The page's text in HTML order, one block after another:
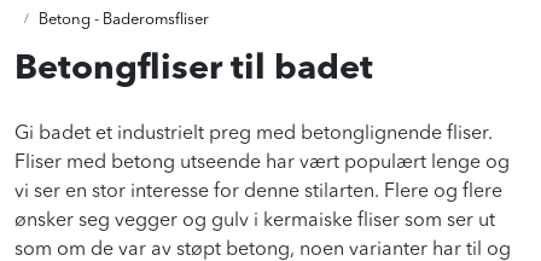
Betong - Baderomsfliser
Betongfliser til badet
Gi badet et industrielt preg med betonglignende fliser.
Fliser med betong utseende har vært populært lenge og
vi ser en stor interesse for denne stilarten. Flere og flere
ønsker seg vegger og gulv i kermaiske fliser som ser ut
som om de var av støpt betong, noen varianter har til og
INTERIØR
INSPIRASJON
Lenker
Butikker